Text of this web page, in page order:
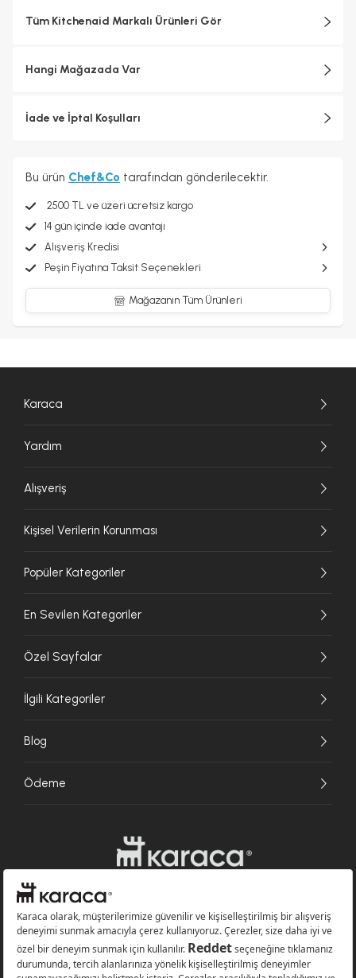
Tüm Kitchenaid Markalı Ürünleri Gör
Hangi Mağazada Var
İade ve İptal Koşulları
Bu ürün Chef&Co tarafından gönderilecektir.
2500 TL ve üzeri ücretsiz kargo
14 gün içinde iade avantajı
Alışveriş Kredisi
Peşin Fiyatına Taksit Seçenekleri
Mağazanın Tüm Ürünleri
Karaca
Yardım
Alışveriş
Kişisel Verilerin Korunması
Popüler Kategoriler
En Sevilen Kategoriler
Özel Sayfalar
İlgili Kategoriler
Blog
Ödeme
Websitesinde kullanılan bazı görseller yapay zekâ (AI) ile üretilmiştir.